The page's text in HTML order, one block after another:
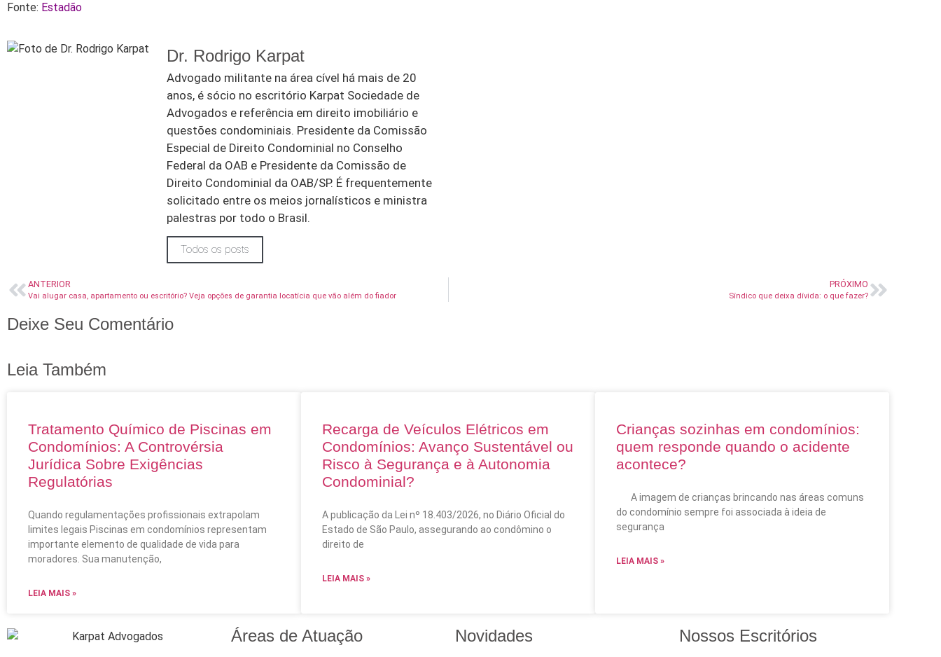
Fonte: Estadão
Dr. Rodrigo Karpat
Advogado militante na área cível há mais de 20
anos, é sócio no escritório Karpat Sociedade de
Advogados e referência em direito imobiliário e
questões condominiais. Presidente da Comissão
Especial de Direito Condominial no Conselho
Federal da OAB e Presidente da Comissão de
Direito Condominial da OAB/SP. É frequentemente
solicitado entre os meios jornalísticos e ministra
palestras por todo o Brasil.
Todos os posts
ANTERIOR
Vai alugar casa, apartamento ou escritório? Veja opções de garantia locatícia que vão além do fiador
PRÓXIMO
Síndico que deixa dívida: o que fazer?
Deixe Seu Comentário
Leia Também
Tratamento Químico de Piscinas em
Condomínios: A Controvérsia
Jurídica Sobre Exigências
Regulatórias
Quando regulamentações profissionais extrapolam
limites legais Piscinas em condomínios representam
importante elemento de qualidade de vida para
moradores. Sua manutenção,
LEIA MAIS »
Recarga de Veículos Elétricos em
Condomínios: Avanço Sustentável ou
Risco à Segurança e à Autonomia
Condominial?
A publicação da Lei nº 18.403/2026, no Diário Oficial do
Estado de São Paulo, assegurando ao condômino o
direito de
LEIA MAIS »
Crianças sozinhas em condomínios:
quem responde quando o acidente
acontece?
A imagem de crianças brincando nas áreas comuns
do condomínio sempre foi associada à ideia de
segurança
LEIA MAIS »
Áreas de Atuação Novidades Nossos Escritórios